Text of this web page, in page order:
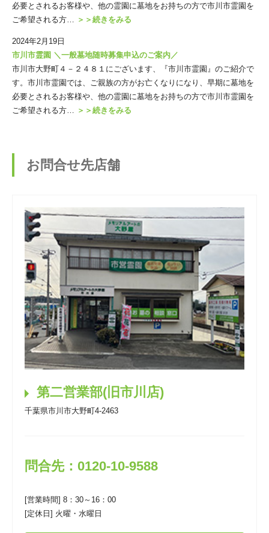
必要とされるお客様や、他の霊園に墓地をお持ちの方で市川市霊園を
ご希望される方…
＞＞続きをみる
2024年2月19日
市川市霊園 ＼一般墓地随時募集申込のご案内／
市川市大野町４－２４８１にございます、『市川市霊園』のご紹介で
す。市川市霊園では、ご親族の方がお亡くなりになり、早期に墓地を
必要とされるお客様や、他の霊園に墓地をお持ちの方で市川市霊園を
ご希望される方…
＞＞続きをみる
お問合せ先店舗
第二営業部(旧市川店)
千葉県市川市大野町4-2463
問合先：0120-10-9588
[営業時間] 8：30～16：00
[定休日] 火曜・水曜日